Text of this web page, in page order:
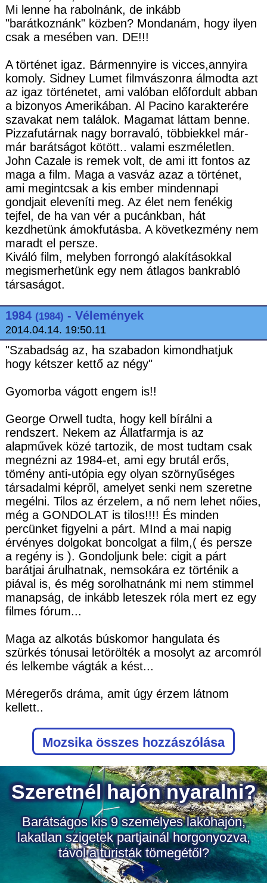
Mi lenne ha rabolnánk, de inkább
"barátkoznánk" közben? Mondanám, hogy ilyen
csak a mesében van. DE!!!
A történet igaz. Bármennyire is vicces,annyira
komoly. Sidney Lumet filmvászonra álmodta azt
az igaz történetet, ami valóban előfordult abban
a bizonyos Amerikában. Al Pacino karakterére
szavakat nem találok. Magamat láttam benne.
Pizzafutárnak nagy borravaló, többiekkel már-
már barátságot kötött.. valami eszméletlen.
John Cazale is remek volt, de ami itt fontos az
maga a film. Maga a vasváz azaz a történet,
ami megintcsak a kis ember mindennapi
gondjait eleveníti meg. Az élet nem fenékig
tejfel, de ha van vér a pucánkban, hát
kezdhetünk ámokfutásba. A következmény nem
maradt el persze.
Kiváló film, melyben forrongó alakításokkal
megismerhetünk egy nem átlagos bankrabló
társaságot.
1984 (1984) - Vélemények
2014.04.14. 19:50.11
"Szabadság az, ha szabadon kimondhatjuk
hogy kétszer kettő az négy"
Gyomorba vágott engem is!!
George Orwell tudta, hogy kell bírálni a
rendszert. Nekem az Állatfarmja is az
alapművek közé tartozik, de most tudtam csak
megnézni az 1984-et, ami egy brutál erős,
tömény anti-utópia egy olyan szörnyűséges
társadalmi képről, amelyet senki nem szeretne
megélni. Tilos az érzelem, a nő nem lehet nőies,
még a GONDOLAT is tilos!!!! És minden
percünket figyelni a párt. MInd a mai napig
érvényes dolgokat boncolgat a film,( és persze
a regény is ). Gondoljunk bele: cigit a párt
barátjai árulhatnak, nemsokára ez történik a
piával is, és még sorolhatnánk mi nem stimmel
manapság, de inkább leteszek róla mert ez egy
filmes fórum...
Maga az alkotás búskomor hangulata és
szürkés tónusai letörölték a mosolyt az arcomról
és lelkembe vágták a kést...
Méregerős dráma, amit úgy érzem látnom
kellett..
Mozsika összes hozzászólása